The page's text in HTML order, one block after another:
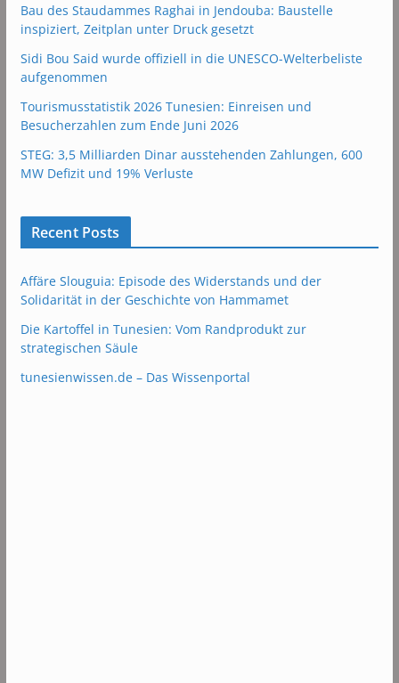
Bau des Staudammes Raghai in Jendouba: Baustelle
inspiziert, Zeitplan unter Druck gesetzt
Sidi Bou Said wurde offiziell in die UNESCO-Welterbeliste
aufgenommen
Tourismusstatistik 2026 Tunesien: Einreisen und
Besucherzahlen zum Ende Juni 2026
STEG: 3,5 Milliarden Dinar ausstehenden Zahlungen, 600
MW Defizit und 19% Verluste
Recent Posts
Affäre Slouguia: Episode des Widerstands und der
Solidarität in der Geschichte von Hammamet
Die Kartoffel in Tunesien: Vom Randprodukt zur
strategischen Säule
tunesienwissen.de – Das Wissenportal